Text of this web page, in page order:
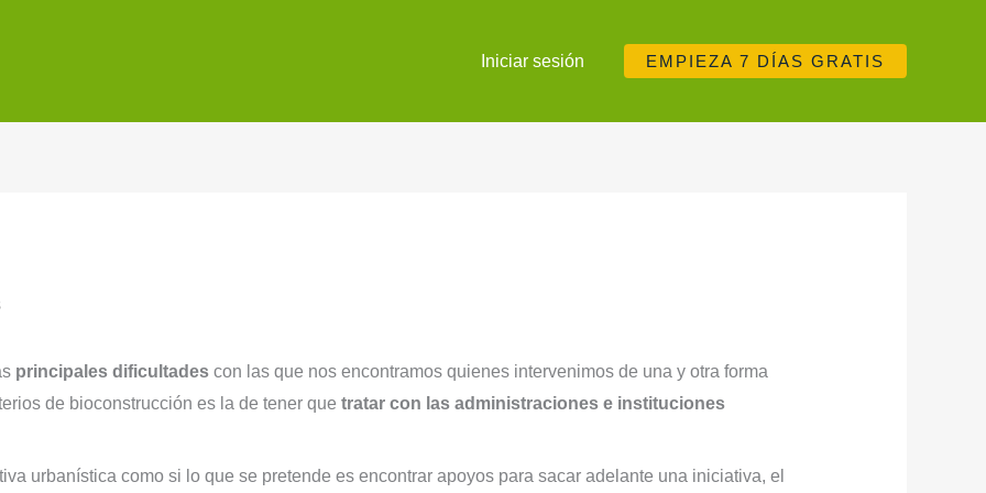
Iniciar sesión EMPIEZA 7 DÍAS GRATIS
principales dificultadescon las que nos encontramos quienes intervenimos de una y otra forma
de bioconstrucción es la de tener que tratar con las administraciones e instituciones
urbanística como si lo que se pretende es encontrar apoyos para sacar adelante una iniciativa, el